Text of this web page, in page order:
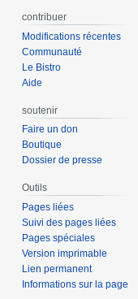
contribuer
Modifications récentes
Communauté
Le Bistro
Aide
soutenir
Faire un don
Boutique
Dossier de presse
Outils
Pages liées
Suivi des pages liées
Pages spéciales
Version imprimable
Lien permanent
Informations sur la page